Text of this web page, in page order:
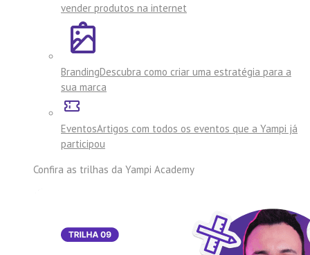
vender produtos na internet
BrandingDescubra como criar uma estratégia para a
sua marca
EventosArtigos com todos os eventos que a Yampi já
participou
Confira as trilhas da Yampi Academy